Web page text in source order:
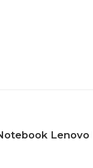
Lenovo